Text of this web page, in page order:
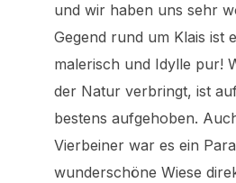
und wir haben uns sehr
Gegend rund um Klais ist
malerisch und Idylle pur!
der Natur verbringt, ist
bestens aufgehoben.
Vierbeiner war es ein
wunderschöne Wiese